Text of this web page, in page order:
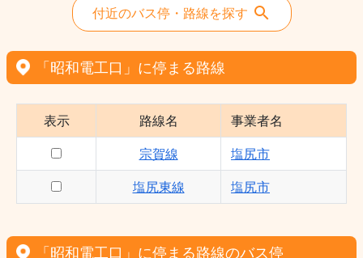
付近のバス停・路線を探す
「昭和電工口」に停まる路線
表示 路線名 事業者名
宗賀線 塩尻市
塩尻東線 塩尻市
「昭和電工口」に停まる路線のバス停